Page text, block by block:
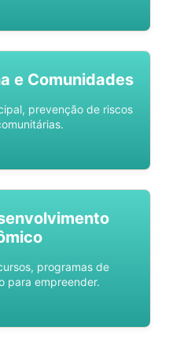
e Comunidades
prevenção de riscos
programas de
para empreender.